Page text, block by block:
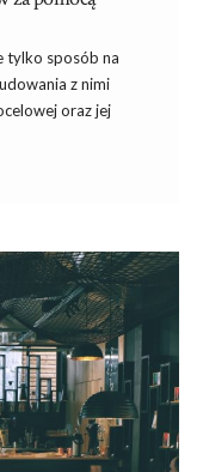
tylko sposób na
z nimi
oraz jej
oraz